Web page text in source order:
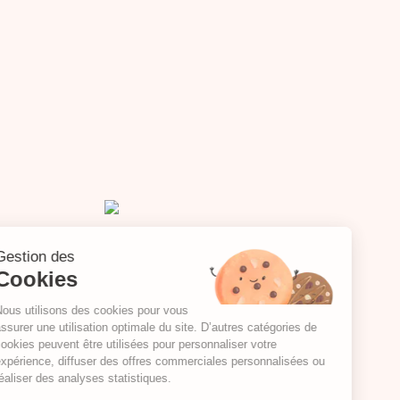
Gestion des
Cookies
Nous utilisons des cookies pour vous
assurer une utilisation optimale du site. D’autres catégories de
cookies peuvent être utilisées pour personnaliser votre
expérience, diffuser des offres commerciales personnalisées ou
réaliser des analyses statistiques.